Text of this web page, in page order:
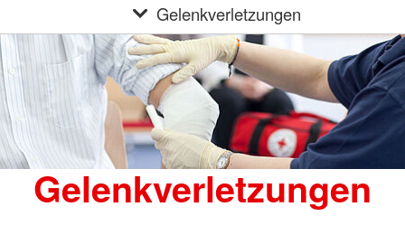
Gelenkverletzungen
Gelenkverletzungen